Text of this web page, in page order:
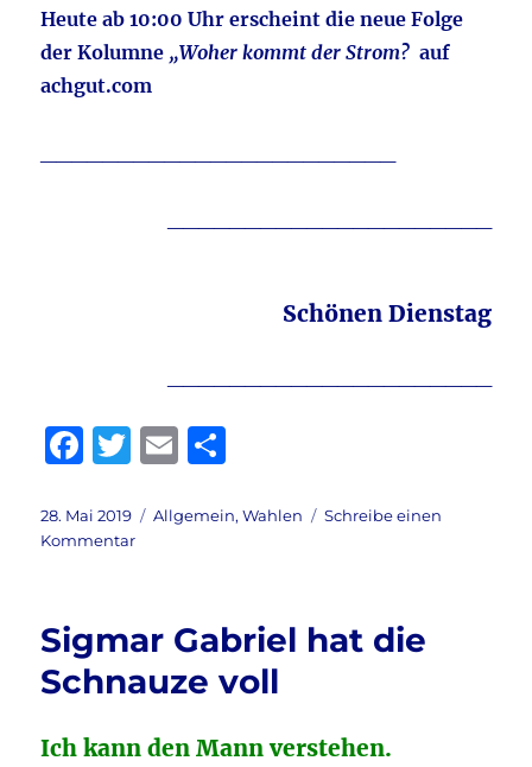
Heute ab 10:00 Uhr erscheint die neue Folge
der Kolumne „Woher kommt der Strom?auf
achgut.com
Schönen Dienstag
F
c
e
o
o
T
it
te
E
ai le
Veröffentlicht
am
28. Mai 2019 Kategorien
Allgemein,Wahlen
Schreibe einen
Kommentarzu
Leser!
Sigmar Gabriel hat die
Schnauze voll
Ich kann den Mann verstehen.